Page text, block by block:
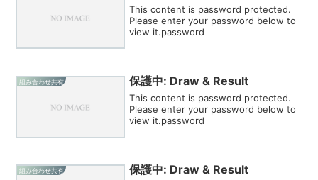
This content is password protected.
Please enter your password below to
view it.password
組み合わせ共有 保護中: Draw & Result
This content is password protected.
Please enter your password below to
view it.password
組み合わせ共有 保護中: Draw & Result